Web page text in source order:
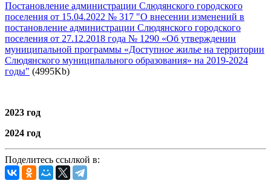
Постановление администрации Слюдянского городского
поселения от 15.04.2022 № 317 "О внесении изменений в
постановление администрации Слюдянского городского
поселения от 27.12.2018 года № 1290 «Об утверждении
муниципальной программы «Доступное жилье на территории
Слюдянского муниципального образования» на 2019-2024
годы" (4995Kb)
2023 год
2024 год
Поделитесь ссылкой в: